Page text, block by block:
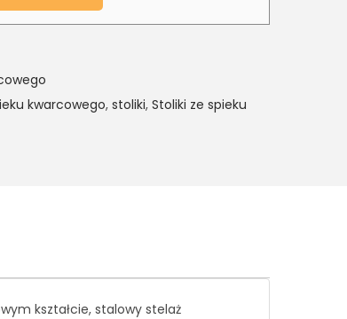
kwarcowego, stoliki, Stoliki ze spieku
kształcie, stalowy stelaż